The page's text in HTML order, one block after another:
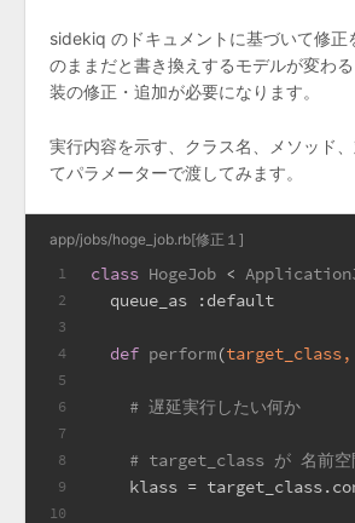
sidekiq のドキュメントに基づいて修正
のままだと書き換えするモデルが変わ
装の修正・追加が必要になります。
実行内容を示す、クラス名、メソッド
てパラメーターで渡してみます。
app/jobs/hoge_job.rb[修正１]
1
2
3
4
5
6
7
8
9
10
class HogeJob <
  queue_as
:default
def perform(
# 遅延実行したい何か
# target_class が 名前空間
klass =